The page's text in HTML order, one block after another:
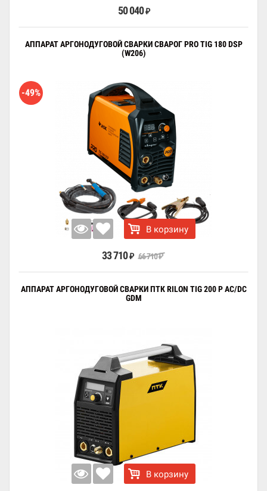
50 040 ₽
АППАРАТ АРГОНОДУГОВОЙ СВАРКИ СВАРОГ PRO TIG 180 DSP
(W206)
-49%
В корзину
33 710 ₽ 66 710₽
АППАРАТ АРГОНОДУГОВОЙ СВАРКИ ПТК RILON TIG 200 P AC/DC
GDM
В корзину